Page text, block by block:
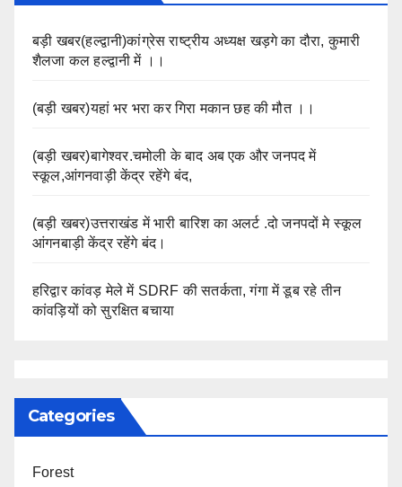
बड़ी खबर(हल्द्वानी)कांग्रेस राष्ट्रीय अध्यक्ष खड़गे का दौरा, कुमारी
शैलजा कल हल्द्वानी में ।।
(बड़ी खबर)यहां भर भरा कर गिरा मकान छह की मौत ।।
(बड़ी खबर)बागेश्वर.चमोली के बाद अब एक और जनपद में
स्कूल,आंगनवाड़ी केंद्र रहेंगे बंद,
(बड़ी खबर)उत्तराखंड में भारी बारिश का अलर्ट .दो जनपदों मे स्कूल
आंगनबाड़ी केंद्र रहेंगे बंद।
हरिद्वार कांवड़ मेले में SDRF की सतर्कता, गंगा में डूब रहे तीन
कांवड़ियों को सुरक्षित बचाया
Categories
Forest